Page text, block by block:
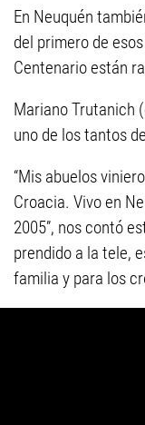
En Neuquén
del primero de
Centenario están
Mariano Trutanich
uno de los tantos
“Mis abuelos
Croacia. Vivo en
2005”, nos contó
prendido a la tele,
familia y para los